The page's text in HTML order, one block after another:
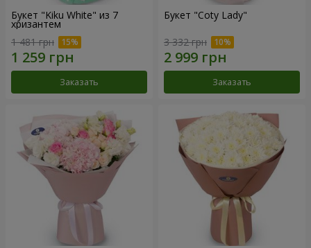
Букет "Kiku White" из 7
хризантем
1 481 грн
Заказать
Букет "Coty Lady"
3 332 грн
Заказать